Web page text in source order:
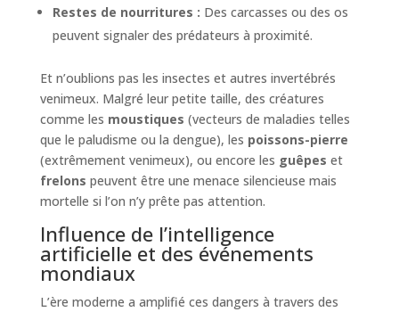
Restes de nourritures : Des carcasses ou des os
peuvent signaler des prédateurs à proximité.
Et n’oublions pas les insectes et autres invertébrés
venimeux. Malgré leur petite taille, des créatures
comme les moustiques (vecteurs de maladies telles
que le paludisme ou la dengue), les poissons-pierre
(extrêmement venimeux), ou encore les guêpes et
frelons peuvent être une menace silencieuse mais
mortelle si l’on n’y prête pas attention.
Influence de l’intelligence
artificielle et des événements
mondiaux
L’ère moderne a amplifié ces dangers à travers des